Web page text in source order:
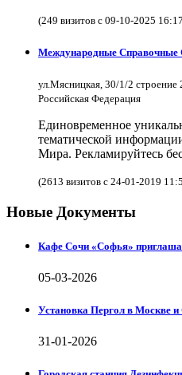
(249 визитов с 09-10-2025
Международные Справочные
ул.Мясницкая, 30/1/2
Российская Федерация
Единовременное
тематической
Мира. Рекламируйтесь
(2613 визитов с 24-01-2019
Новые Документы
Кафе Сочи «Софья»
05-03-2026
Установка Пергол в Москве и
31-01-2026